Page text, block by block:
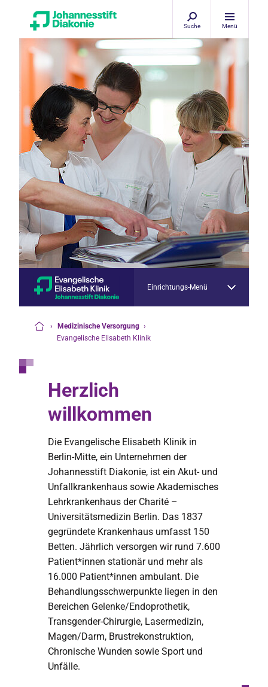
Suche Menü
Einrichtungs-Menü
› Medizinische Versorgung ›
Evangelische Elisabeth Klinik
Herzlich
willkommen
Die Evangelische Elisabeth Klinik in
Berlin-Mitte, ein Unternehmen der
Johannesstift Diakonie, ist ein Akut- und
Unfallkrankenhaus sowie Akademisches
Lehrkrankenhaus der Charité –
Universitätsmedizin Berlin. Das 1837
gegründete Krankenhaus umfasst 150
Betten. Jährlich versorgen wir rund 7.600
Patient*innen stationär und mehr als
16.000 Patient*innen ambulant. Die
Behandlungsschwerpunkte liegen in den
Bereichen Gelenke/Endoprothetik,
Transgender-Chirurgie, Lasermedizin,
Magen/Darm, Brustrekonstruktion,
Chronische Wunden sowie Sport und
Unfälle.